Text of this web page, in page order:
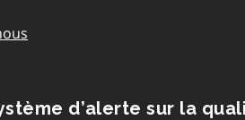
d’alerte sur la